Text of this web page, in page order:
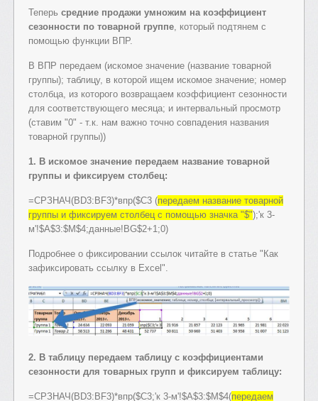
Теперь средние продажи умножим на коэффициент
сезонности по товарной группе, который подтянем с
помощью функции ВПР.
В ВПР передаем (искомое значение (название товарной
группы); таблицу, в которой ищем искомое значение; номер
столбца, из которого возвращаем коэффициент сезонности
для соответствующего месяца; и интервальный просмотр
(ставим "0" - т.к. нам важно точно совпадения названия
товарной группы))
1. В искомое значение передаем название товарной
группы и фиксируем столбец:
=СРЗНАЧ(BD3:BF3)*впр($C3 (передаем название товарной
группы и фиксируем столбец с помощью значка "$");'к 3-
м'!$A$3:$M$4;данные!BG$2+1;0)
Подробнее о фиксировании ссылок читайте в статье "Как
зафиксировать ссылку в Excel".
2. В таблицу передаем таблицу с коэффициентами
сезонности для товарных групп и фиксируем таблицу:
=СРЗНАЧ(BD3:BF3)*впр($C3;'к 3-м'!$A$3:$M$4(передаем